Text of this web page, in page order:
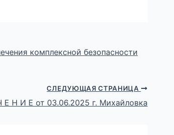
комплексной безопасности
СЛЕДУЮЩАЯ СТРАНИЦА
Н И Е от 03.06.2025 г. Михайловка